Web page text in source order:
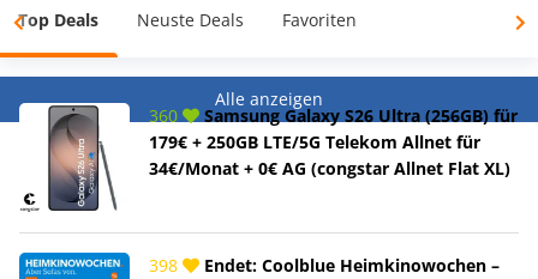
Top Deals Neuste Deals Favoriten
Alle anzeigen
360
Samsung Galaxy S26 Ultra (256GB) für
179€ + 250GB LTE/5G Telekom Allnet für
34€/Monat + 0€ AG (congstar Allnet Flat XL)
398
Endet: Coolblue Heimkinowochen –